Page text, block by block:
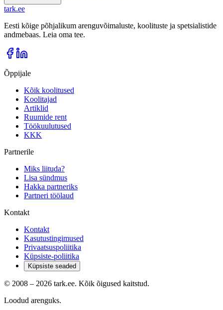
tark.ee
Eesti kõige põhjalikum arenguvõimaluste, koolituste ja spetsialistide
andmebaas. Leia oma tee.
Õppijale
Kõik koolitused
Koolitajad
Artiklid
Ruumide rent
Töökuulutused
KKK
Partnerile
Miks liituda?
Lisa sündmus
Hakka partneriks
Partneri töölaud
Kontakt
Kontakt
Kasutustingimused
Privaatsuspoliitika
Küpsiste-poliitika
Küpsiste seaded
© 2008 – 2026 tark.ee. Kõik õigused kaitstud.
Loodud arenguks.